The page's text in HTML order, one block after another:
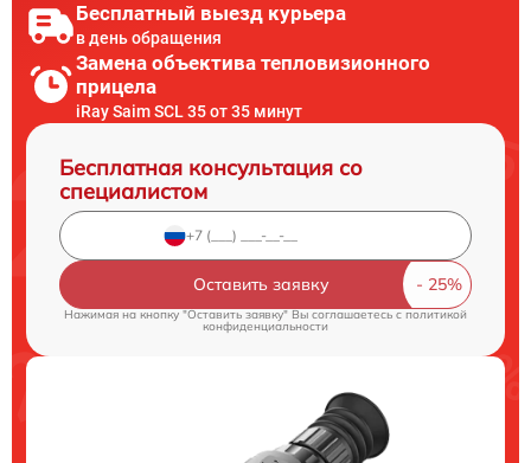
Бесплатный выезд курьера
в день обращения
Замена объектива тепловизионного
прицела
iRay Saim SCL 35 от 35 минут
Бесплатная консультация со
специалистом
Оставить заявку
Нажимая на кнопку "Оставить заявку" Вы соглашаетесь cполитикой
конфиденциальности